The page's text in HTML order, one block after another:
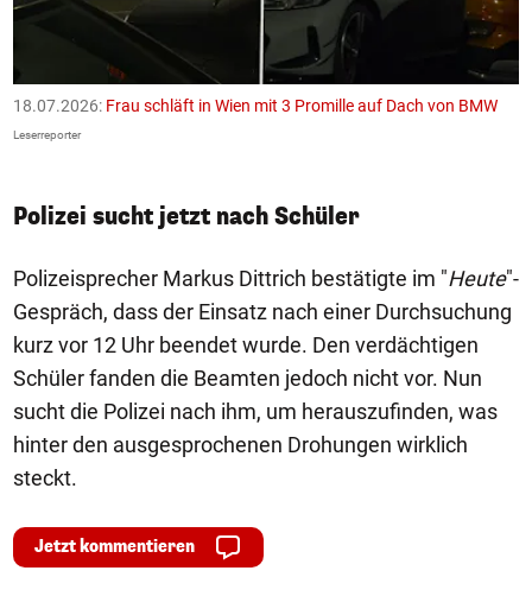
18.07.2026: Frau schläft in Wien mit 3 Promille auf Dach von BMW
Leserreporter
Polizei sucht jetzt nach Schüler
Polizeisprecher Markus Dittrich bestätigte im "Heute"-
Gespräch, dass der Einsatz nach einer Durchsuchung
kurz vor 12 Uhr beendet wurde. Den verdächtigen
Schüler fanden die Beamten jedoch nicht vor. Nun
sucht die Polizei nach ihm, um herauszufinden, was
hinter den ausgesprochenen Drohungen wirklich
steckt.
Jetzt kommentieren